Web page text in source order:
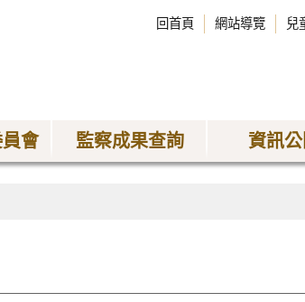
回首頁 網站導覽 兒
會 監察成果查詢 資訊公